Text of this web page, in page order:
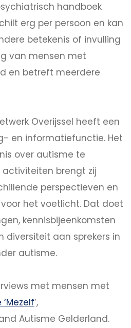
handboek
erg per persoon en kan
betekenis of invulling
van mensen met
en betreft meerdere
Overijssel heeft een
en informatiefunctie. Het
over autisme te
activiteiten brengt zij
perspectieven en
het voetlicht. Dat doet
kennisbijeenkomsten
diversiteit aan sprekers in
autisme.
met mensen met
’,
Autisme Gelderland.